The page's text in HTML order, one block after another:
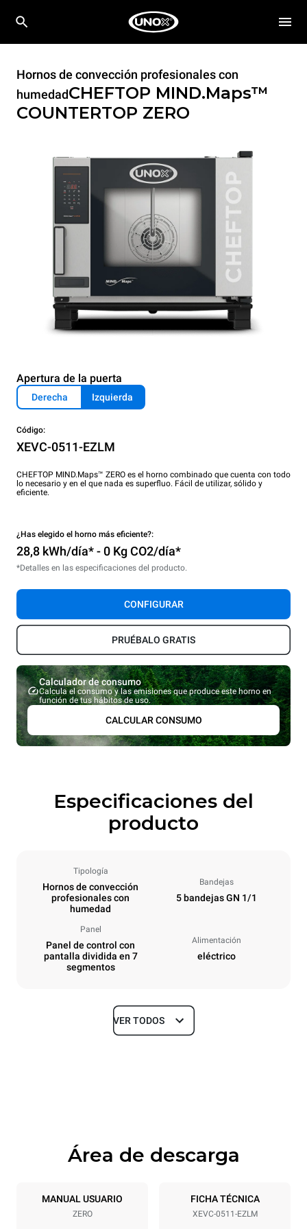
Hornos de convección profesionales con
humedadCHEFTOP MIND.Maps™
COUNTERTOP ZERO
Apertura de la puerta
Derecha Izquierda
Código:
XEVC-0511-EZLM
CHEFTOP MIND.Maps™ ZERO es el horno combinado que cuenta con todo
lo necesario y en el que nada es superfluo. Fácil de utilizar, sólido y
eficiente.
¿Has elegido el horno más eficiente?:
28,8 kWh/día* - 0 Kg CO2/día*
*Detalles en las especificaciones del producto.
CONFIGURAR
PRUÉBALO GRATIS
Calculador de consumo
Calcula el consumo y las emisiones que produce este horno en
función de tus hábitos de uso.
CALCULAR CONSUMO
Especificaciones del
producto
Tipología
Hornos de convección
profesionales con
humedad
Bandejas
5 bandejas GN 1/1
Panel
Panel de control con
pantalla dividida en 7
segmentos
Alimentación
eléctrico
Tamaños
Especificaciones de la bandeja
5 GN 1/1
Distancia entre bandejas
VER TODOS
Área de descarga
MANUAL USUARIO
ZERO
FICHA TÉCNICA
XEVC-0511-EZLM